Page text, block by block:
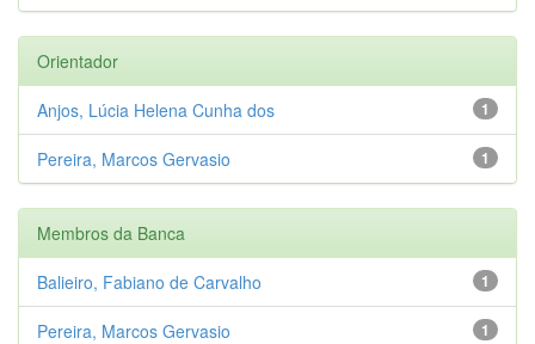
Orientador
1
Anjos, Lúcia Helena Cunha dos
1
Pereira, Marcos Gervasio
Membros da Banca
1
Balieiro, Fabiano de Carvalho
1
Pereira, Marcos Gervasio